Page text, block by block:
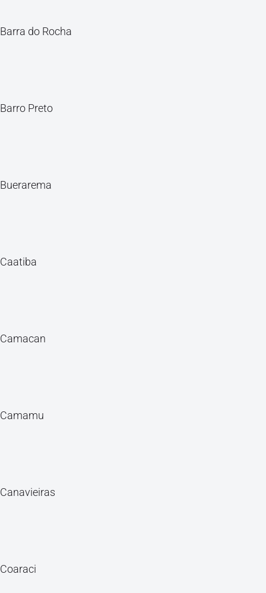
Barra do Rocha
Barro Preto
Buerarema
Caatiba
Camacan
Camamu
Canavieiras
Coaraci